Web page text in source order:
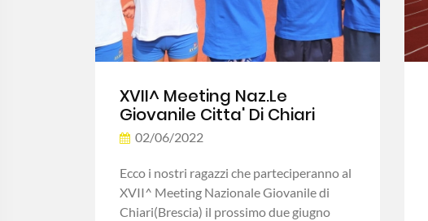
XVII^ Meeting Naz.le
Giovanile Citta' Di Chiari
02/06/2022
Ecco i nostri ragazzi che parteciperanno al
XVII^ Meeting Nazionale Giovanile di
Chiari(Brescia) il prossimo due giugno